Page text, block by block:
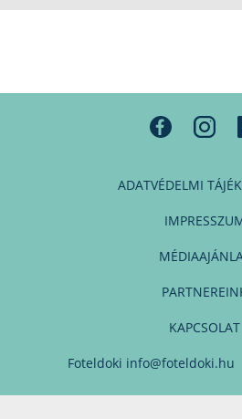
ADATVÉDELMI
KAPCSOLAT
Foteldoki info@foteldoki.hu